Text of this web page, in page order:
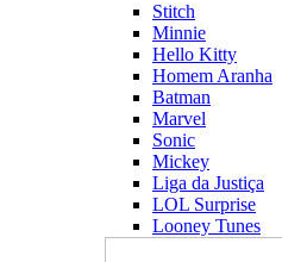
Stitch
Minnie
Hello Kitty
Homem Aranha
Batman
Marvel
Sonic
Mickey
Liga da Justiça
LOL Surprise
Looney Tunes